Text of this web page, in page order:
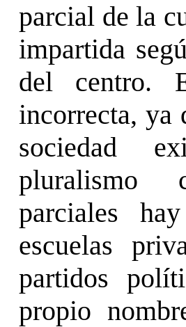
parcial de la
impartida
del centro.
incorrecta, ya
sociedad
parciales
escuelas
partidos
propio